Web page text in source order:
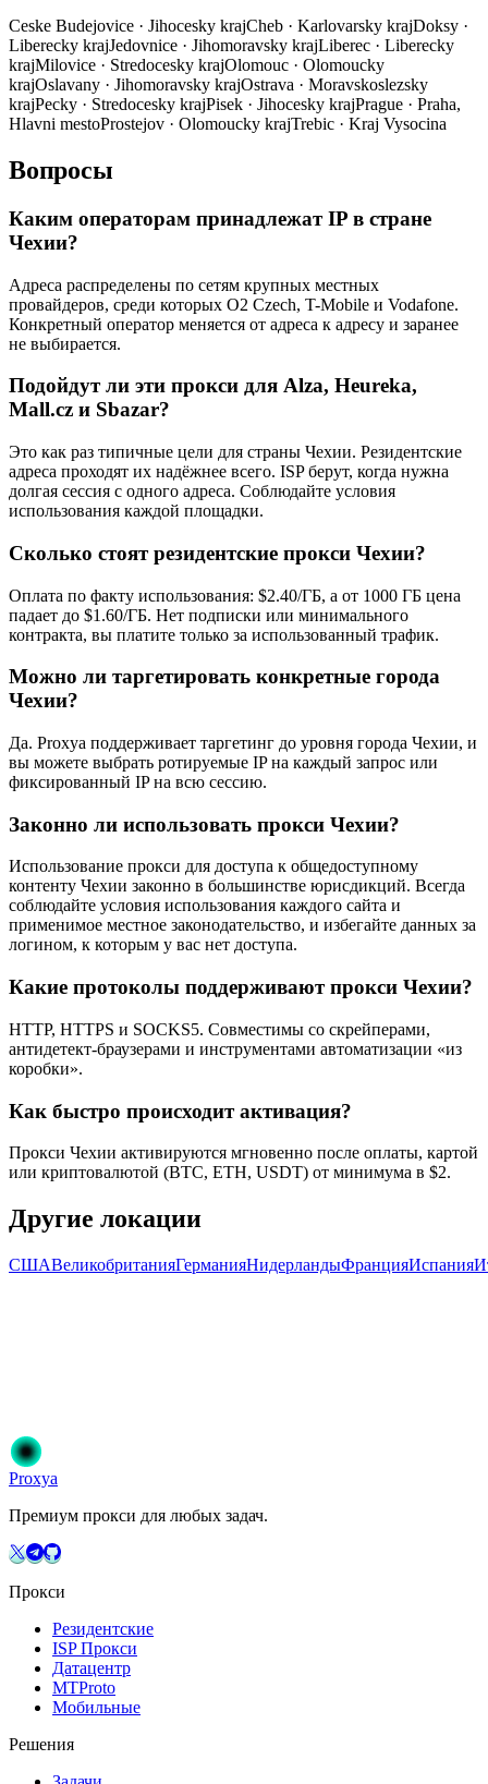
Ceske Budejovice · Jihocesky krajCheb · Karlovarsky krajDoksy ·
Liberecky krajJedovnice · Jihomoravsky krajLiberec · Liberecky
krajMilovice · Stredocesky krajOlomouc · Olomoucky
krajOslavany · Jihomoravsky krajOstrava · Moravskoslezsky
krajPecky · Stredocesky krajPisek · Jihocesky krajPrague · Praha,
Hlavni mestoProstejov · Olomoucky krajTrebic · Kraj Vysocina
Вопросы
Каким операторам принадлежат IP в стране
Чехии?
Адреса распределены по сетям крупных местных
провайдеров, среди которых O2 Czech, T-Mobile и Vodafone.
Конкретный оператор меняется от адреса к адресу и заранее
не выбирается.
Подойдут ли эти прокси для Alza, Heureka,
Mall.cz и Sbazar?
Это как раз типичные цели для страны Чехии. Резидентские
адреса проходят их надёжнее всего. ISP берут, когда нужна
долгая сессия с одного адреса. Соблюдайте условия
использования каждой площадки.
Сколько стоят резидентские прокси Чехии?
Оплата по факту использования: $2.40/ГБ, а от 1000 ГБ цена
падает до $1.60/ГБ. Нет подписки или минимального
контракта, вы платите только за использованный трафик.
Можно ли таргетировать конкретные города
Чехии?
Да. Proxya поддерживает таргетинг до уровня города Чехии, и
вы можете выбрать ротируемые IP на каждый запрос или
фиксированный IP на всю сессию.
Законно ли использовать прокси Чехии?
Использование прокси для доступа к общедоступному
контенту Чехии законно в большинстве юрисдикций. Всегда
соблюдайте условия использования каждого сайта и
применимое местное законодательство, и избегайте данных за
логином, к которым у вас нет доступа.
Какие протоколы поддерживают прокси Чехии?
HTTP, HTTPS и SOCKS5. Совместимы со скрейперами,
антидетект-браузерами и инструментами автоматизации «из
коробки».
Как быстро происходит активация?
Прокси Чехии активируются мгновенно после оплаты, картой
или криптовалютой (BTC, ETH, USDT) от минимума в $2.
Другие локации
СШАВеликобританияГерманияНидерландыФранцияИспания
Начать
Proxya
Премиум прокси для любых задач.
Прокси
Резидентские
ISP Прокси
Датацентр
MTProto
Мобильные
Решения